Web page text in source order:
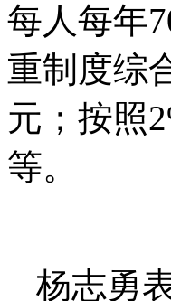
每人每年
重制度综
元；按照
等。
杨志勇